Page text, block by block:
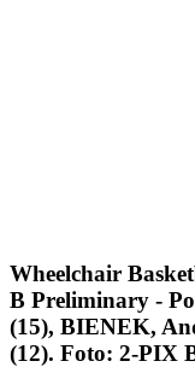
Wheelchair
B Preliminary -
(15), BIENEK,
(12). Foto: 2-PIX